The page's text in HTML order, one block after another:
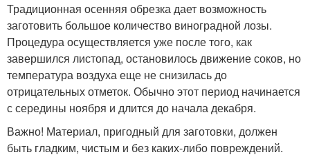
Традиционная осенняя обрезка дает возможность
заготовить большое количество виноградной лозы.
Процедура осуществляется уже после того, как
завершился листопад, остановилось движение соков, но
температура воздуха еще не снизилась до
отрицательных отметок. Обычно этот период начинается
с середины ноября и длится до начала декабря.
Важно! Материал, пригодный для заготовки, должен
быть гладким, чистым и без каких-либо повреждений.